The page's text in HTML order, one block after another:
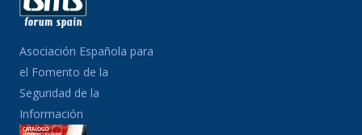
Asociación Española para
el Fomento de la
Seguridad de la
Información